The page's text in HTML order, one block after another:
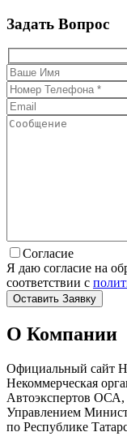
Задать Вопрос
Согласие
Я даю согласие на
соответствии с
О Компании
Официальный сайт
Некоммерческая
Автоэкспертов ОСА,
Управлением
по Республике